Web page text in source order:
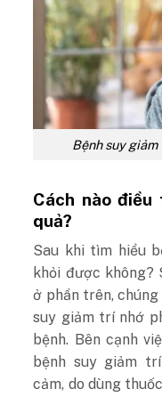
Bệnh suy
Cách nào
quả?
Sau khi tìm hiểu
khỏi được
ở phần trên,
suy giảm trí nhớ
bệnh. Bên cạnh
bệnh suy giảm
cảm, do dùng